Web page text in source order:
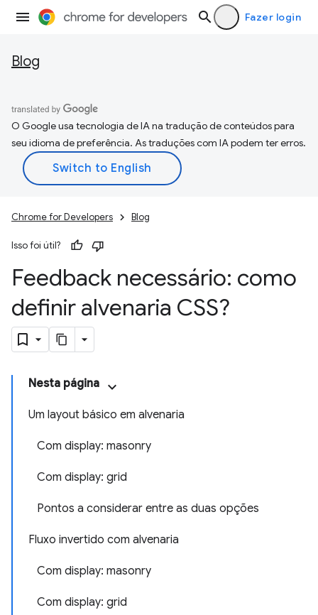
Fazer login
Blog
O Google usa tecnologia de IA na tradução de conteúdos para
seu idioma de preferência. As traduções com IA podem ter erros.
Chrome for Developers Blog
Isso foi útil?
Feedback necessário: como
definir alvenaria CSS?
Nesta página
Um layout básico em alvenaria
Com display: masonry
Com display: grid
Pontos a considerar entre as duas opções
Fluxo invertido com alvenaria
Com display: masonry
Com display: grid